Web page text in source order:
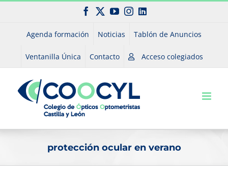
Saltar
Facebook
X YouTubeInstagram
LinkedIn
Agenda formación Noticias Tablón de Anuncios
Ventanilla Única Contacto Acceso colegiados
protección ocular en verano